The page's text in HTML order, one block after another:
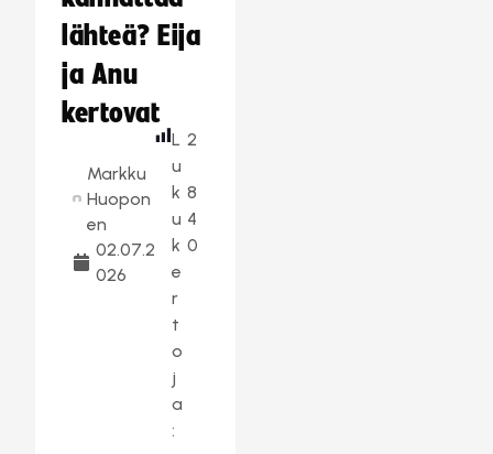
lähteä? Eija
ja Anu
kertovat
Markku
Huopon
en
02.07.2
026
L
u
k
u
k
e
r
t
o
j
a
:
2
8
4
0